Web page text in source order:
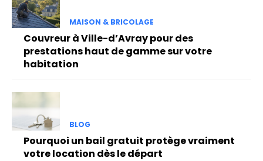
MAISON & BRICOLAGE
Couvreur à Ville-d’Avray pour des
prestations haut de gamme sur votre
habitation
BLOG
Pourquoi un bail gratuit protège vraiment
votre location dès le départ